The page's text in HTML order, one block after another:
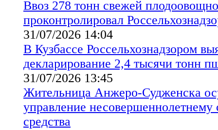
Ввоз 278 тонн свежей
проконтролировал
31/07/2026 14:04
В Кузбассе Россельхознадзором
декларирование 2,4 тысячи тонн
31/07/2026 13:45
Жительница Анжеро-Судженска
управление несовершеннолетнему
средства